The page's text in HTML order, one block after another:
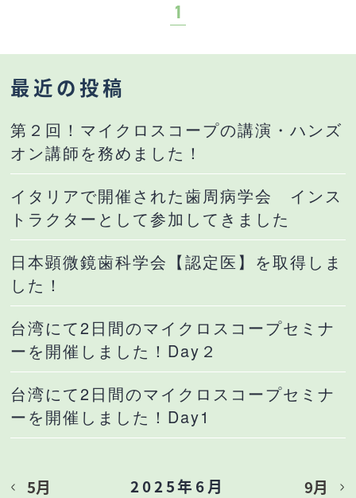
1
最近の投稿
第２回！マイクロスコープの講演・ハンズ
オン講師を務めました！
イタリアで開催された歯周病学会 インス
トラクターとして参加してきました
日本顕微鏡歯科学会【認定医】を取得しま
した！
台湾にて2日間のマイクロスコープセミナ
ーを開催しました！Day２
台湾にて2日間のマイクロスコープセミナ
ーを開催しました！Day1
2025年6月
5月 9月